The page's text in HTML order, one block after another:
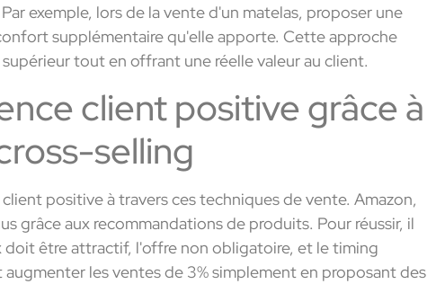
exemple, lors de la vente d'un matelas, proposer une
supplémentaire qu'elle apporte. Cette approche
tout en offrant une réelle valeur au client.
client positive grâce à
selling
positive à travers ces techniques de vente. Amazon,
grâce aux recommandations de produits. Pour réussir, il
doit être attractif, l'offre non obligatoire, et le timing
les ventes de 3% simplement en proposant des